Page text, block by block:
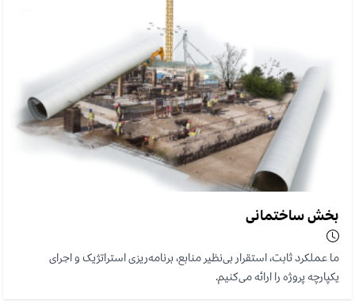
بخش ساختمانی
ما عملکرد ثابت، استقرار بی‌نظیر منابع، برنامه‌ریزی استراتژیک و اجرای
یکپارچه پروژه را ارائه می‌کنیم.